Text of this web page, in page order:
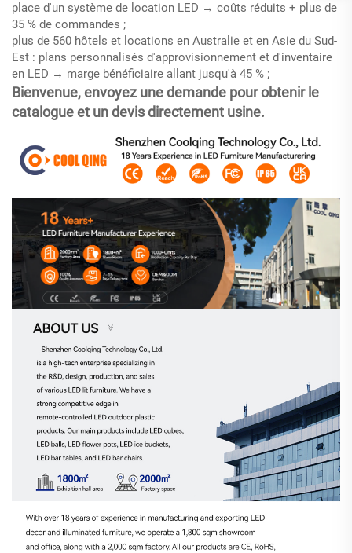
place d'un système de location LED → coûts réduits + plus de
35 % de commandes ;
plus de 560 hôtels et locations en Australie et en Asie du Sud-
Est : plans personnalisés d'approvisionnement et d'inventaire
en LED → marge bénéficiaire allant jusqu'à 45 % ;
Bienvenue, envoyez une demande pour obtenir le
catalogue et un devis directement usine.